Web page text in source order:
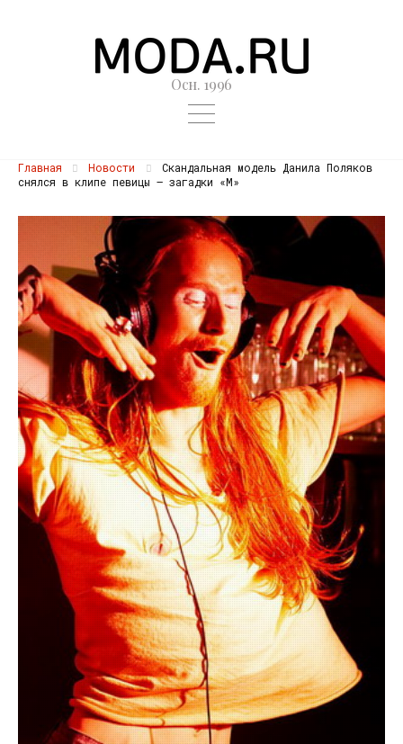
Осн. 1996
Главная Новости
Скандальная модель Данила Поляков
снялся в клипе певицы — загадки «М»